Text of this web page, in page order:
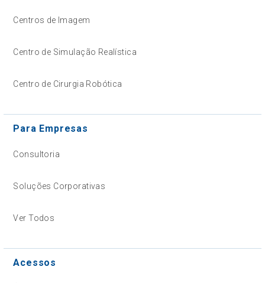
Centros de Imagem
Centro de Simulação Realística
Centro de Cirurgia Robótica
Para Empresas
Consultoria
Soluções Corporativas
Ver Todos
Acessos